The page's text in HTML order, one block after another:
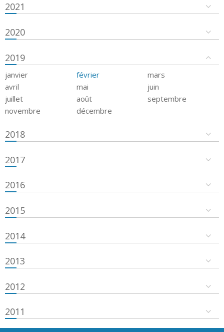
2021
2020
2019
janvier février
mars
avril
mai
juin
juillet
août
septembre
novembre
décembre
2018
2017
2016
2015
2014
2013
2012
2011